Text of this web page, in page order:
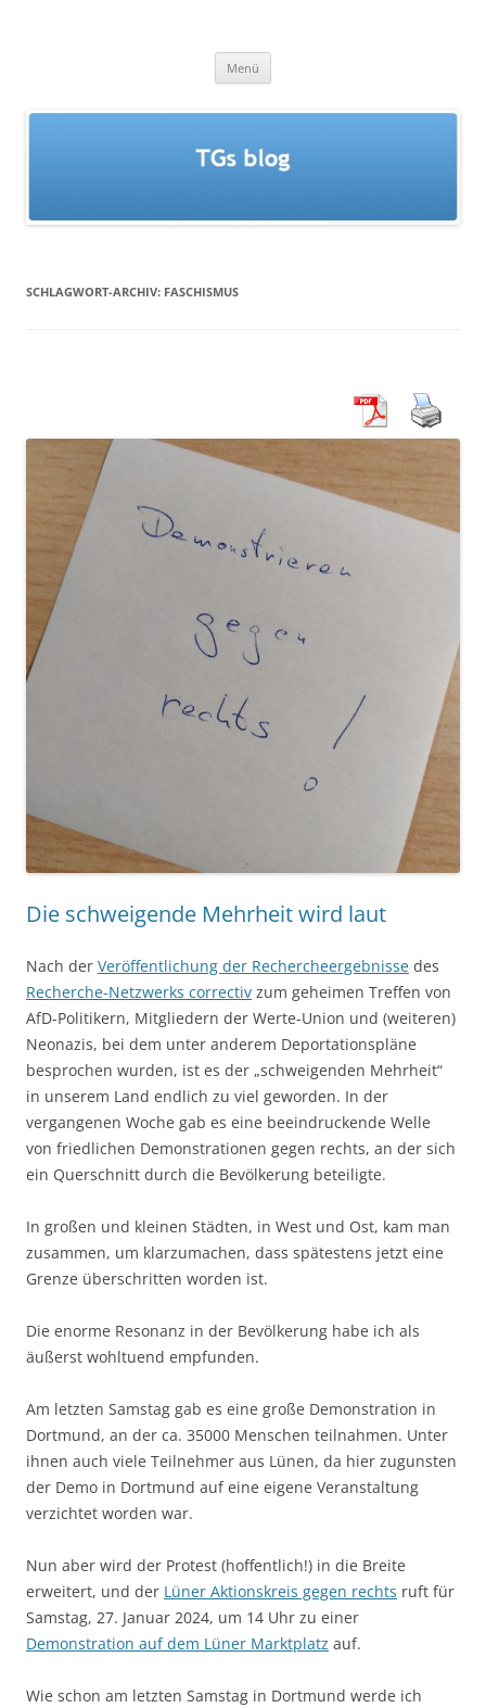
Menü
SCHLAGWORT-ARCHIV: FASCHISMUS
Die schweigende Mehrheit wird laut
Nach der Veröffentlichung der Rechercheergebnisse des
Recherche-Netzwerks correctiv zum geheimen Treffen von
AfD-Politikern, Mitgliedern der Werte-Union und (weiteren)
Neonazis, bei dem unter anderem Deportationspläne
besprochen wurden, ist es der „schweigenden Mehrheit“
in unserem Land endlich zu viel geworden. In der
vergangenen Woche gab es eine beeindruckende Welle
von friedlichen Demonstrationen gegen rechts, an der sich
ein Querschnitt durch die Bevölkerung beteiligte.
In großen und kleinen Städten, in West und Ost, kam man
zusammen, um klarzumachen, dass spätestens jetzt eine
Grenze überschritten worden ist.
Die enorme Resonanz in der Bevölkerung habe ich als
äußerst wohltuend empfunden.
Am letzten Samstag gab es eine große Demonstration in
Dortmund, an der ca. 35000 Menschen teilnahmen. Unter
ihnen auch viele Teilnehmer aus Lünen, da hier zugunsten
der Demo in Dortmund auf eine eigene Veranstaltung
verzichtet worden war.
Nun aber wird der Protest (hoffentlich!) in die Breite
erweitert, und der Lüner Aktionskreis gegen rechts ruft für
Samstag, 27. Januar 2024, um 14 Uhr zu einer
Demonstration auf dem Lüner Marktplatz auf.
Wie schon am letzten Samstag in Dortmund werde ich